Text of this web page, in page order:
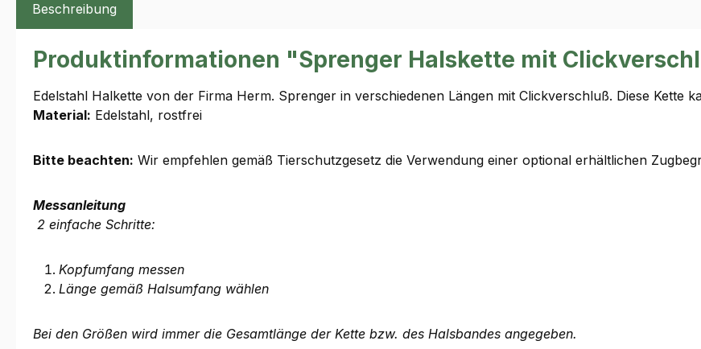
Beschreibung
Produktinformationen "Sprenger Halskette mit
Edelstahl Halkette von der Firma Herm. Sprenger in verschiedenen Längen mit Clickverschluß. Diese Kette
Material: Edelstahl, rostfrei
Bitte beachten: Wir empfehlen gemäß Tierschutzgesetz die Verwendung einer optional erhältlichen
Messanleitung
2 einfache Schritte:
Kopfumfang messen
Länge gemäß Halsumfang wählen
Bei den Größen wird immer die Gesamtlänge der Kette bzw. des Halsbandes angegeben.